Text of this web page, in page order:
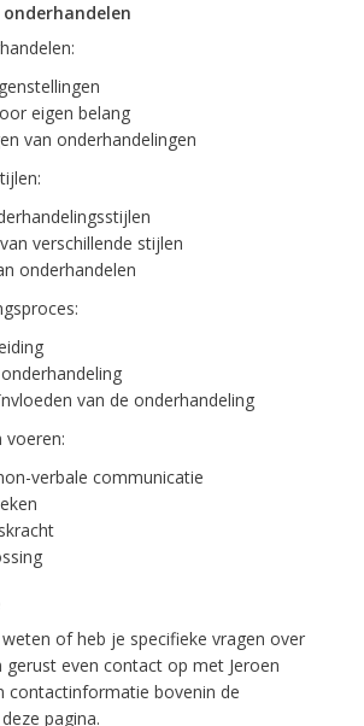
eigen belang
van onderhandelingen
verschillende stijlen
onderhandelen
van de onderhandeling
voeren:
verbale communicatie
of heb je specifieke vragen over
gerust even contact op met Jeroen
contactinformatie bovenin de
pagina.